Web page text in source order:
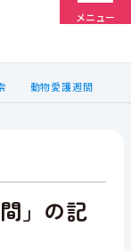
メニュー
動物愛護週間
」の記